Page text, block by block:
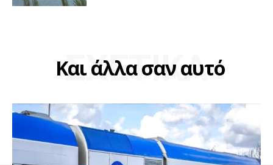
Και άλλα σαν αυτό
ΣΧΕΤΙΚΑ